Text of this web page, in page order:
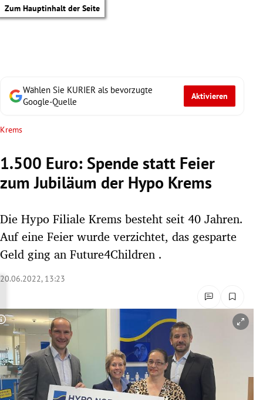
Zum Hauptinhalt der Seite
Untermenü
Untermenü
Untermenü
Untermenü
Untermenü
Wählen Sie KURIER als bevorzugte
Google-Quelle
Aktivieren
Krems
1.500 Euro: Spende statt Feier
zum Jubiläum der Hypo Krems
Die Hypo Filiale Krems besteht seit 40 Jahren.
Auf eine Feier wurde verzichtet, das gesparte
Geld ging an Future4Children .
20.06.2022, 13:23
Copyright-Hinweis öffnen/schließen